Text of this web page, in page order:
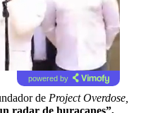
powered by
de Project Overdose,
radar de huracanes”,